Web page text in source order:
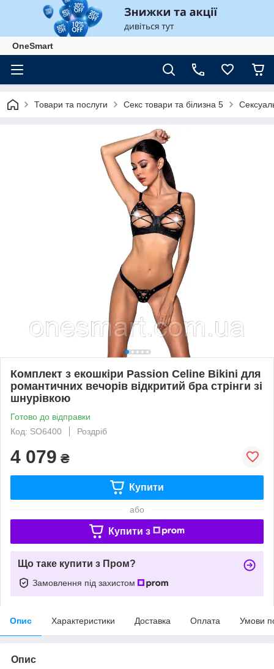
OneSmart
Товари та послуги Секс товари та білизна 5
Комплект з екошкіри Passion Celine Bikini для
романтичних вечорів відкритий бра стрінги зі
шнурівкою
Готово до відправки
Код: SO6400
Роздріб
4 079 ₴
Купити
або
Купити з
Що таке купити з Пром?
Замовлення під захистом
Опис Характеристики Доставка Оплата Умови
Опис